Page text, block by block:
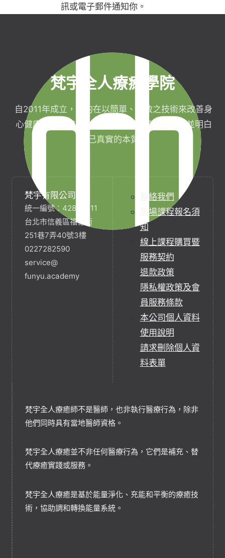
訊或電子郵件通知你。
梵宇全人療癒學院
自2011年成立，目的在以簡單、有效之技術來改善身
心健康，協助完成生命目標與實現靈性生活，並明白
自己真實的本質。
梵宇有限公司
統一編號：42854211
台北市信義區福德街
251巷7弄40號3樓
0227282590
service@
funyu.academy
聯絡我們
現場課程報名須
知
線上課程購買暨
服務契約
退款政策
隱私權政策及會
員服務條款
本公司個人資料
使用說明
請求刪除個人資
料表單
梵宇全人療癒師不是醫師，也非執行醫療行為，除非
他們同時具有當地醫師資格。
梵宇全人療癒並不非任何醫療行為，它們是補充、替
代療癒實踐或服務。
梵宇全人療癒是基於能量淨化、充能和平衡的療癒技
術，協助調和轉換能量系統。